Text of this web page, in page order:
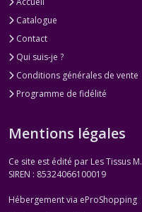
Catalogue
Contact
Qui suis-je ?
Conditions générales de vente
Programme de fidélité
Mentions légales
Ce site est édité par Les Tissus M.
SIREN : 85324066100019
Hébergement via eProShopping